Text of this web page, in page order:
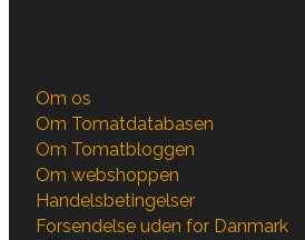
Om os
Om Tomatdatabasen
Om Tomatbloggen
Om webshoppen
Handelsbetingelser
Forsendelse uden for Danmark